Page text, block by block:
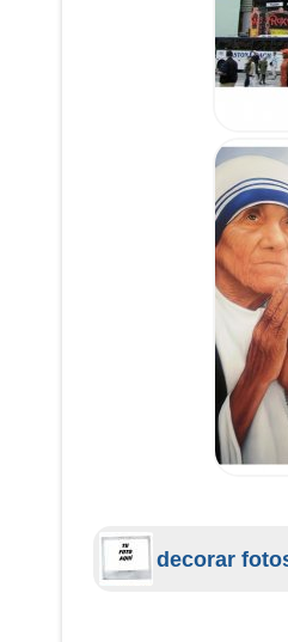
decorar